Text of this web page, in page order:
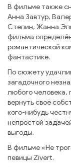
В фильме также
Анна Завтур,
Степин, Жанна
фильма
романтической
фантастике.
По сюжету
загадочного
любого человека,
вернуть своё
кого-нибудь
непростой
выгоды.
В фильме «Не
певицы Zivert.